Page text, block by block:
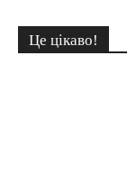
Це цікаво!